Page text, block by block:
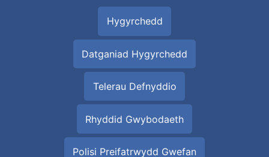
Hygyrchedd
Datganiad Hygyrchedd
Telerau Defnyddio
Rhyddid Gwybodaeth
Polisi Preifatrwydd Gwefan